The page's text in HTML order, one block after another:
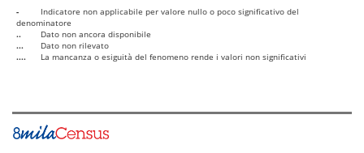
-
Indicatore non applicabile per valore nullo o poco significativo del
denominatore
..
Dato non ancora disponibile
...
Dato non rilevato
....
La mancanza o esiguità del fenomeno rende i valori non significativi